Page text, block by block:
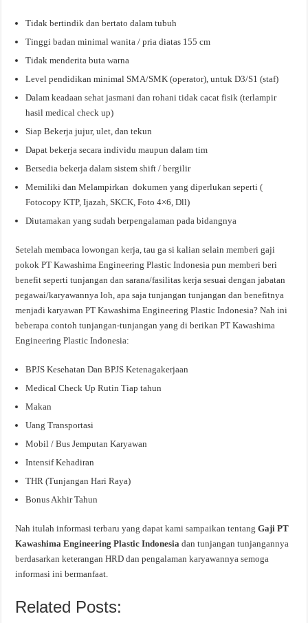
Tidak bertindik dan bertato dalam tubuh
Tinggi badan minimal wanita / pria diatas 155 cm
Tidak menderita buta warna
Level pendidikan minimal SMA/SMK (operator), untuk D3/S1 (staf)
Dalam keadaan sehat jasmani dan rohani tidak cacat fisik (terlampir
hasil medical check up)
Siap Bekerja jujur, ulet, dan tekun
Dapat bekerja secara individu maupun dalam tim
Bersedia bekerja dalam sistem shift / bergilir
Memiliki dan Melampirkan dokumen yang diperlukan seperti (
Fotocopy KTP, Ijazah, SKCK, Foto 4×6, Dll)
Diutamakan yang sudah berpengalaman pada bidangnya
Setelah membaca lowongan kerja, tau ga si kalian selain memberi gaji
pokok PT Kawashima Engineering Plastic Indonesia pun memberi beri
benefit seperti tunjangan dan sarana/fasilitas kerja sesuai dengan jabatan
pegawai/karyawannya loh, apa saja tunjangan tunjangan dan benefitnya
menjadi karyawan PT Kawashima Engineering Plastic Indonesia? Nah ini
beberapa contoh tunjangan-tunjangan yang di berikan PT Kawashima
Engineering Plastic Indonesia:
BPJS Kesehatan Dan BPJS Ketenagakerjaan
Medical Check Up Rutin Tiap tahun
Makan
Uang Transportasi
Mobil / Bus Jemputan Karyawan
Intensif Kehadiran
THR (Tunjangan Hari Raya)
Bonus Akhir Tahun
Nah itulah informasi terbaru yang dapat kami sampaikan tentangGaji PT
Kawashima Engineering Plastic Indonesia dan tunjangan tunjangannya
berdasarkan keterangan HRD dan pengalaman karyawannya semoga
informasi ini bermanfaat.
Related Posts: